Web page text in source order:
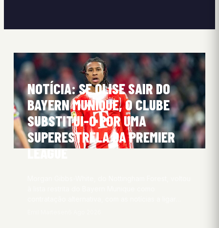
NOTÍCIA: SE OLISE SAIR DO
BAYERN MUNIQUE, O CLUBE
SUBSTITUI-O POR UMA
SUPERESTRELA DA PREMIER
LEAGUE